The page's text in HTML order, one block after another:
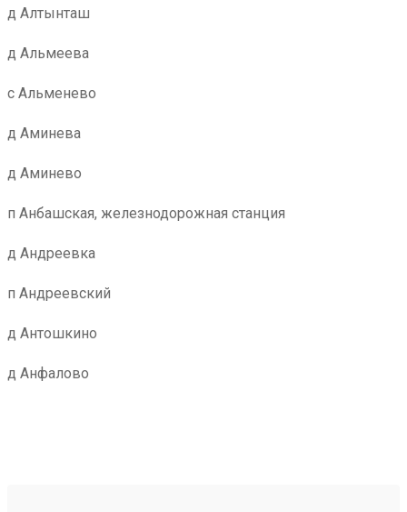
д Алтынташ
д Альмеева
с Альменево
д Аминева
д Аминево
п Анбашская, железнодорожная станция
д Андреевка
п Андреевский
д Антошкино
д Анфалово